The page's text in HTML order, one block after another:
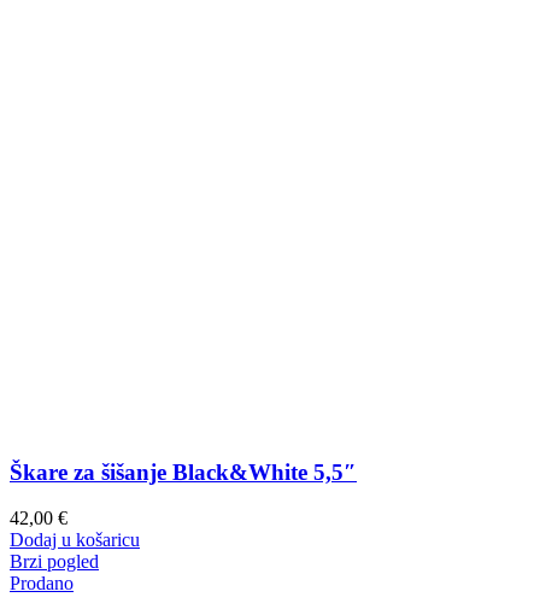
Škare za šišanje Black&White 5,5″
42,00 €
Dodaj u košaricu
Brzi pogled
Prodano